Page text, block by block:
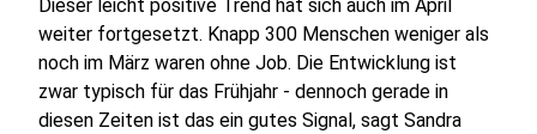
Dieser leicht positive Trend hat sich auch im April
weiter fortgesetzt. Knapp 300 Menschen weniger als
noch im März waren ohne Job. Die Entwicklung ist
zwar typisch für das Frühjahr - dennoch gerade in
diesen Zeiten ist das ein gutes Signal, sagt Sandra